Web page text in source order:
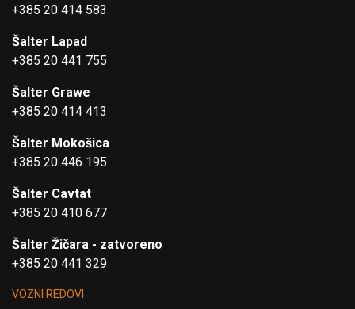
+385 20 414 583
Šalter Lapad
+385 20 441 755
Šalter Grawe
+385 20 414 413
Šalter Mokošica
+385 20 446 195
Šalter Cavtat
+385 20 410 677
Šalter Žičara - zatvoreno
+385 20 441 329
VOZNI REDOVI